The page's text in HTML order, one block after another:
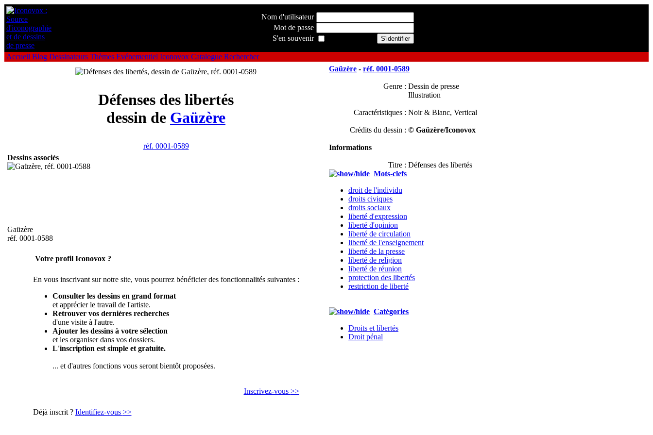
Nom d'utilisateur
Mot de passe
S'en souvenir
Accueil Blog Dessinateurs Thèmes Evénementiel Iconovox Catalogue Rechercher
Défenses des libertés
dessin de Gaüzère
réf. 0001-0589
Dessins associés
Gaüzère
réf. 0001-0588
Votre profil Iconovox ?
En vous inscrivant sur notre site, vous pourrez bénéficier des fonctionnalités suivantes :
Consulter les dessins en grand format
et apprécier le travail de l'artiste.
Retrouver vos dernières recherches
d'une visite à l'autre.
Ajouter les dessins à votre sélection
et les organiser dans vos dossiers.
L'inscription est simple et gratuite.
... et d'autres fonctions vous seront bientôt proposées.
Inscrivez-vous >>
Déjà inscrit ? Identifiez-vous >>
Gaüzère - réf. 0001-0589
Genre : Dessin de presse
Illustration
Caractéristiques : Noir & Blanc, Vertical
Crédits du dessin : © Gaüzère/Iconovox
Informations
Titre : Défenses des libertés
Mots-clefs
droit de l'individu
droits civiques
droits sociaux
liberté d'expression
liberté d'opinion
liberté de circulation
liberté de l'enseignement
liberté de la presse
liberté de religion
liberté de réunion
protection des libertés
restriction de liberté
Catégories
Droits et libertés
Droit pénal